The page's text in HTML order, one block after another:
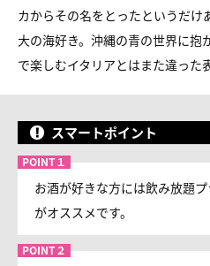
カからその名をとったというだけ
大の海好き。沖縄の青の世界に抱
で楽しむイタリアとはまた違った
スマートポイント
お酒が好きな方には飲み放題プ
がオススメです。